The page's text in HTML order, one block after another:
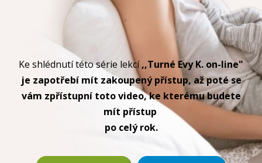
Ke shlédnutí této série lekcí,,Turné Evy K. on-line"
je zapotřebí mít zakoupený přístup, až poté se
vám zpřístupní toto video, ke kterému budete
mít přístup
po celý rok.